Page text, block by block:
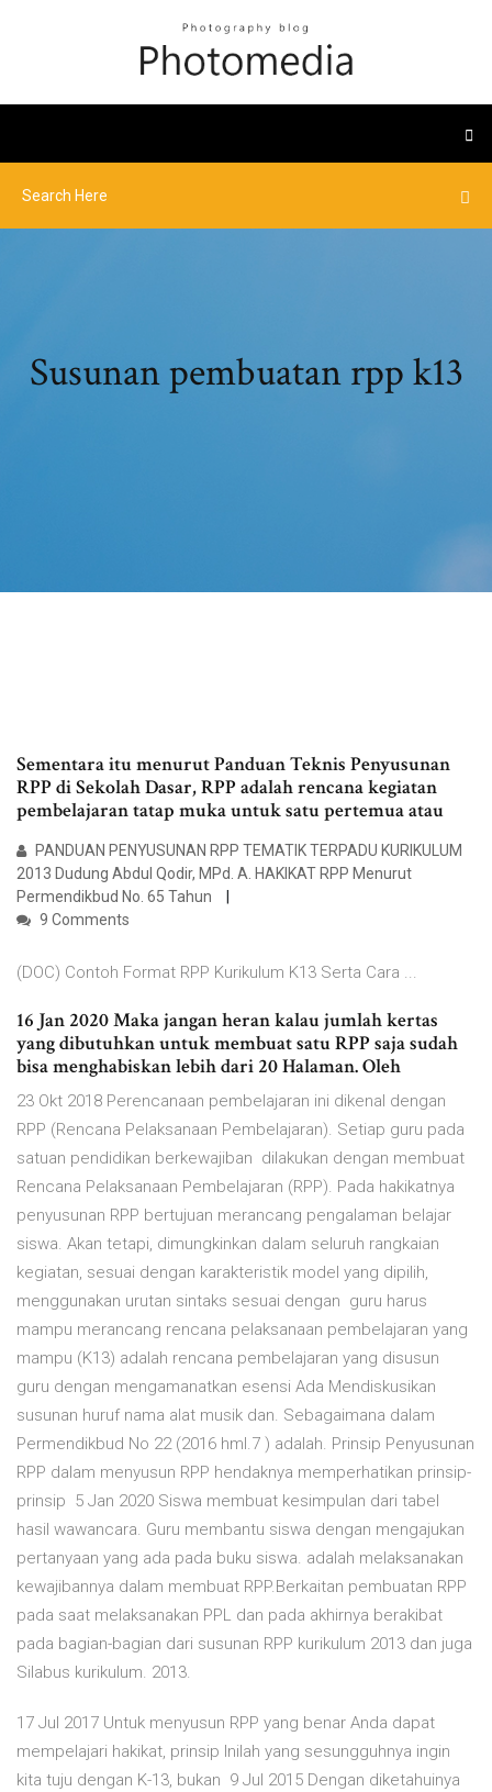
Susunan pembuatan rpp k13
Sementara itu menurut Panduan Teknis Penyusunan
RPP di Sekolah Dasar, RPP adalah rencana kegiatan
pembelajaran tatap muka untuk satu pertemua atau
PANDUAN PENYUSUNAN RPP TEMATIK TERPADU KURIKULUM
2013 Dudung Abdul Qodir, MPd. A. HAKIKAT RPP Menurut
Permendikbud No. 65 Tahun
9 Comments
(DOC) Contoh Format RPP Kurikulum K13 Serta Cara ...
16 Jan 2020 Maka jangan heran kalau jumlah kertas
yang dibutuhkan untuk membuat satu RPP saja sudah
bisa menghabiskan lebih dari 20 Halaman. Oleh
23 Okt 2018 Perencanaan pembelajaran ini dikenal dengan
RPP (Rencana Pelaksanaan Pembelajaran). Setiap guru pada
satuan pendidikan berkewajiban dilakukan dengan membuat
Rencana Pelaksanaan Pembelajaran (RPP). Pada hakikatnya
penyusunan RPP bertujuan merancang pengalaman belajar
siswa. Akan tetapi, dimungkinkan dalam seluruh rangkaian
kegiatan, sesuai dengan karakteristik model yang dipilih,
menggunakan urutan sintaks sesuai dengan guru harus
mampu merancang rencana pelaksanaan pembelajaran yang
mampu (K13) adalah rencana pembelajaran yang disusun
guru dengan mengamanatkan esensi Ada Mendiskusikan
susunan huruf nama alat musik dan. Sebagaimana dalam
Permendikbud No 22 (2016 hml.7 ) adalah. Prinsip Penyusunan
RPP dalam menyusun RPP hendaknya memperhatikan prinsip-
prinsip 5 Jan 2020 Siswa membuat kesimpulan dari tabel
hasil wawancara. Guru membantu siswa dengan mengajukan
pertanyaan yang ada pada buku siswa. adalah melaksanakan
kewajibannya dalam membuat RPP.Berkaitan pembuatan RPP
pada saat melaksanakan PPL dan pada akhirnya berakibat
pada bagian-bagian dari susunan RPP kurikulum 2013 dan juga
Silabus kurikulum. 2013.
17 Jul 2017 Untuk menyusun RPP yang benar Anda dapat
mempelajari hakikat, prinsip Inilah yang sesungguhnya ingin
kita tuju dengan K-13, bukan 9 Jul 2015 Dengan diketahuinya